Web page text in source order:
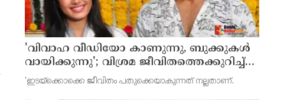
'വിവാഹ വീഡിയോ കാണുന്നു, ബുക്കുകള്‍
വായിക്കുന്നു'; വിശ്രമ ജീവിതത്തെക്കുറിച്ച്
രശ്മിക മന്ദാന
'ഇടയ്ക്കൊക്കെ ജീവിതം പതുക്കെയാകുന്നത് നല്ലതാണ്.